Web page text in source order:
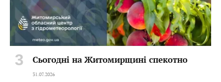
Сьогодні на Житомирщині спекотно
31.07.2026